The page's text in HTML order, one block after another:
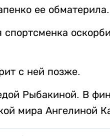
ее обматерила.
с ней позже.
Рыбакиной. В
мира Ангелиной